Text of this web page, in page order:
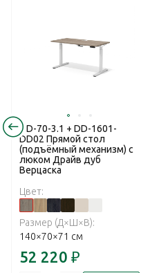
DD-70-3.1 + DD-1601-
DD02 Прямой стол
(подъёмный механизм) с
люком Драйв дуб
Верцаска
Цвет:
Размер (Д×Ш×В):
140×70×71 см
52 220 ₽